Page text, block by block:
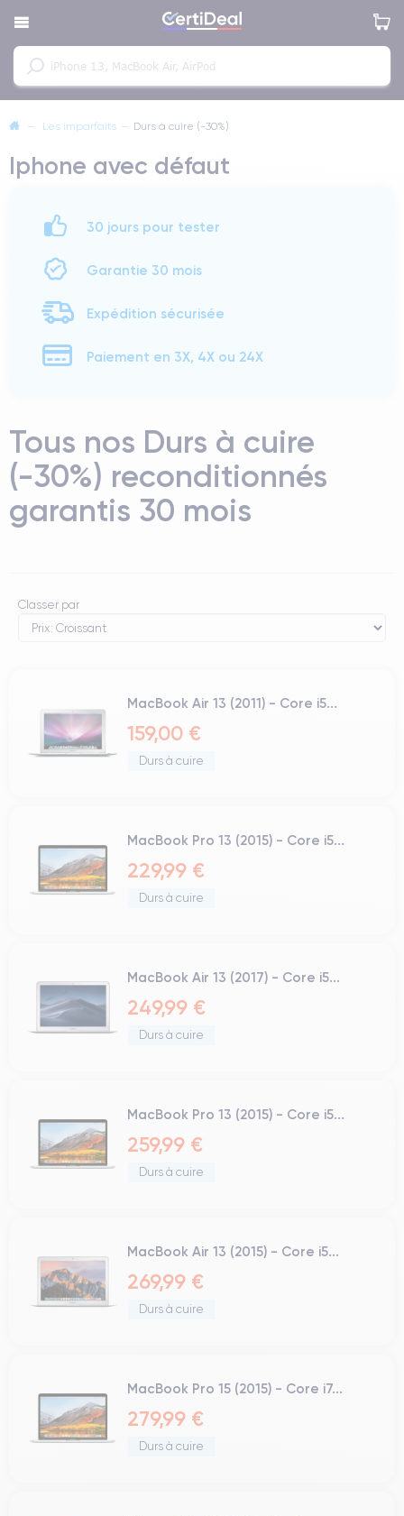
— Les imparfaits — Durs à cuire (-30%)
Iphone avec défaut
30 jours pour tester
Garantie 30 mois
Expédition sécurisée
Paiement en 3X, 4X ou 24X
Tous nos Durs à cuire
(-30%) reconditionnés
garantis 30 mois
Classer par
MacBook Air 13 (2011) - Core i5...
159,00 €
Durs à cuire
MacBook Pro 13 (2015) - Core i5...
229,99 €
Durs à cuire
MacBook Air 13 (2017) - Core i5...
249,99 €
Durs à cuire
MacBook Pro 13 (2015) - Core i5...
259,99 €
Durs à cuire
MacBook Air 13 (2015) - Core i5...
269,99 €
Durs à cuire
MacBook Pro 15 (2015) - Core i7...
279,99 €
Durs à cuire